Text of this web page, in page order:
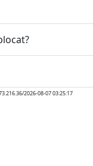
2026-08-07 03:25:17